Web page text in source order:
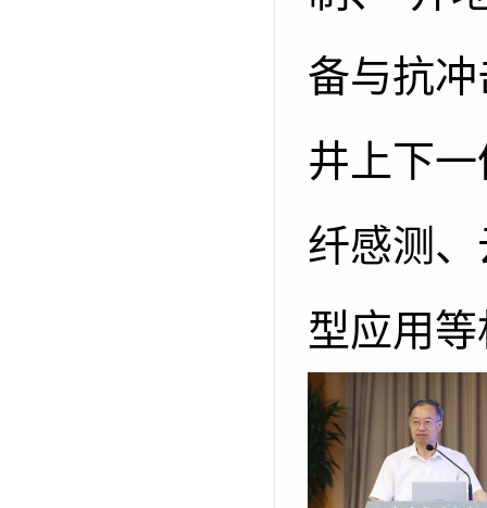
备与抗
井上下
纤感测
型应用